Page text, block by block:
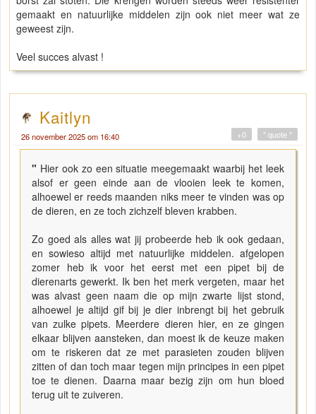
gemaakt en natuurlijke middelen zijn ook niet meer wat ze
geweest zijn.
Veel succes alvast !
Kaitlyn
26 november 2025 om 16:40 " quote "
+0
" Hier ook zo een situatie meegemaakt waarbij het leek
alsof er geen einde aan de vlooien leek te komen,
alhoewel er reeds maanden niks meer te vinden was op
de dieren, en ze toch zichzelf bleven krabben.
Zo goed als alles wat jij probeerde heb ik ook gedaan,
en sowieso altijd met natuurlijke middelen. afgelopen
zomer heb ik voor het eerst met een pipet bij de
dierenarts gewerkt. Ik ben het merk vergeten, maar het
was alvast geen naam die op mijn zwarte lijst stond,
alhoewel je altijd gif bij je dier inbrengt bij het gebruik
van zulke pipets. Meerdere dieren hier, en ze gingen
elkaar blijven aansteken, dan moest ik de keuze maken
om te riskeren dat ze met parasieten zouden blijven
zitten of dan toch maar tegen mijn principes in een pipet
toe te dienen. Daarna maar bezig zijn om hun bloed
terug uit te zuiveren.